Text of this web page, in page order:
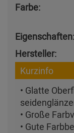
Farbe:
Eigenschaften:
Hersteller:
Kurzinfo
• Glatte
• Große
• Gute